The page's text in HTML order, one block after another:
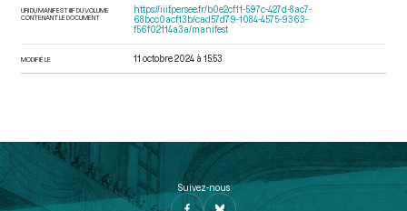
URI DU MANIFEST IIIF DU VOLUME
CONTENANT LE DOCUMENT
https://iiif.persee.fr/b0e2cf11-597c-427d-8ac7-
68bcc0acf13b/cad57d79-1084-4575-9363-
f56f02114a3a/manifest
MODIFIÉ LE 11 octobre 2024 à 15:53
Suivez-nous